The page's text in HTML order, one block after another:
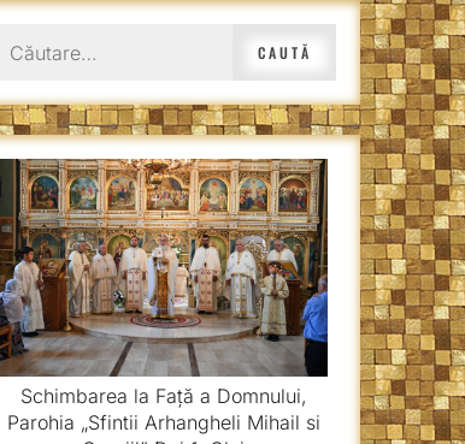
după:
Schimbarea la Față a Domnului,
Parohia „Sfintii Arhangheli Mihail si